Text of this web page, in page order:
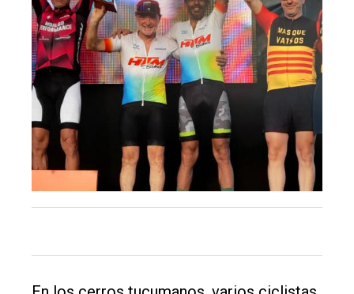
El
único
DIARIO
Balcarce
Tendencia
Int.